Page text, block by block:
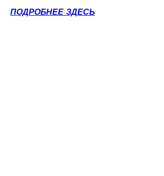
ПОДРОБНЕЕ ЗДЕСЬ